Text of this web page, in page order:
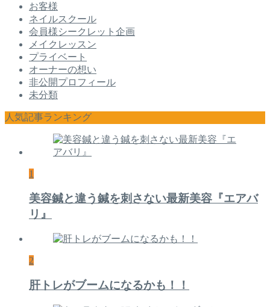
お客様
ネイルスクール
会員様シークレット企画
メイクレッスン
プライベート
オーナーの想い
非公開プロフィール
未分類
人気記事ランキング
1
美容鍼と違う鍼を刺さない最新美容『エアバ
リ』
2
肝トレがブームになるかも！！